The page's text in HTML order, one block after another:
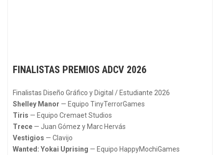
FINALISTAS PREMIOS ADCV 2026
Finalistas Diseño Gráfico y Digital / Estudiante 2026
Shelley Manor — Equipo TinyTerrorGames
Tiris — Equipo Cremaet Studios
Trece — Juan Gómez y Marc Hervás
Vestigios — Clavijo
Wanted: Yokai Uprising — Equipo HappyMochiGames